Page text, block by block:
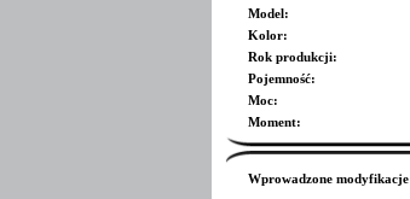
Model:
Kolor:
Rok produkcji:
Pojemność:
Moc:
Moment:
Wprowadzone modyfikacje